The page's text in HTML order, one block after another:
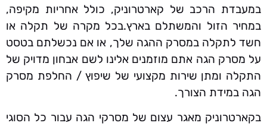
במעבדת הרכב של קארטרוניק, כולל אחריות מקיפה,
במחיר הזול והמשתלם בארץ.בכל מקרה של תקלה או
חשד לתקלה במסרק ההגה שלך, או אם נכשלתם בטסט
על מסרק הגה אתם מוזמנים אלינו לשם אבחון מדויק של
התקלה ומתן שירות מקצועי של שיפוץ / החלפת מסרק
הגה במידת הצורך.
בקארטרוניק מאגר עצום של מסרקי הגה עבור כל הסוגי